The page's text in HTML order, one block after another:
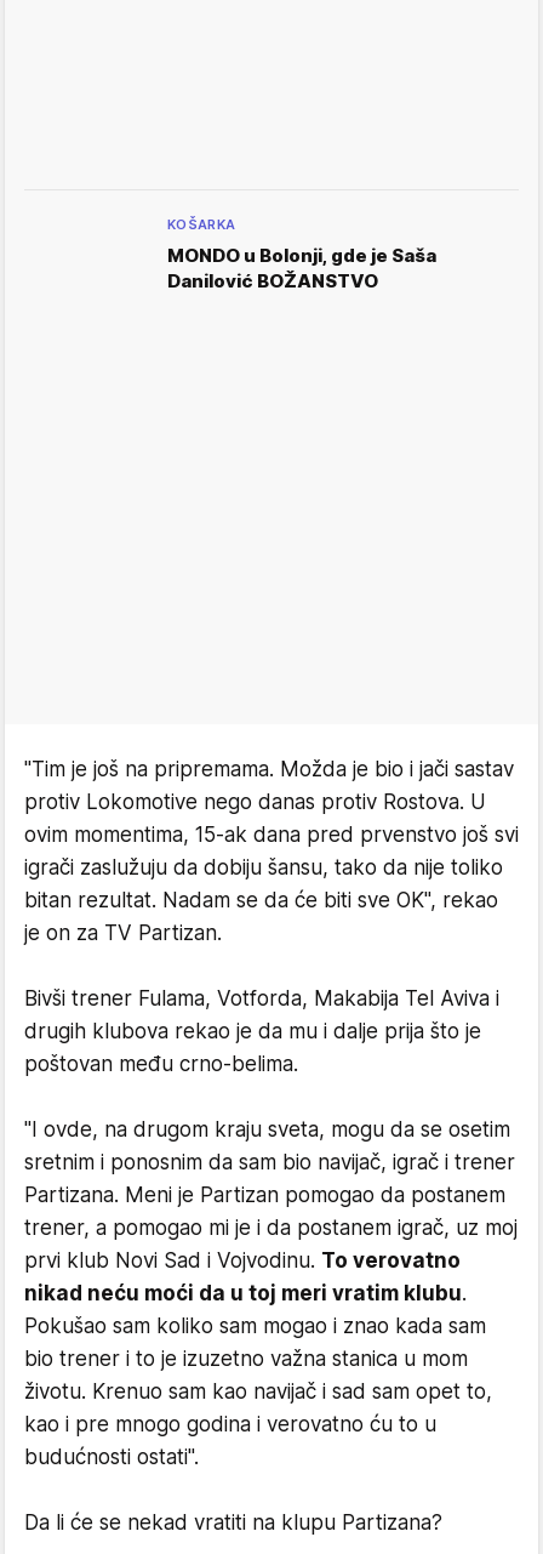
KOŠARKA
MONDO u Bolonji, gde je Saša
Danilović BOŽANSTVO
"Tim je još na pripremama. Možda je bio i jači sastav
protiv Lokomotive nego danas protiv Rostova. U
ovim momentima, 15-ak dana pred prvenstvo još svi
igrači zaslužuju da dobiju šansu, tako da nije toliko
bitan rezultat. Nadam se da će biti sve OK", rekao
je on za TV Partizan.
Bivši trener Fulama, Votforda, Makabija Tel Aviva i
drugih klubova rekao je da mu i dalje prija što je
poštovan među crno-belima.
"I ovde, na drugom kraju sveta, mogu da se osetim
sretnim i ponosnim da sam bio navijač, igrač i trener
Partizana. Meni je Partizan pomogao da postanem
trener, a pomogao mi je i da postanem igrač, uz moj
prvi klub Novi Sad i Vojvodinu. To verovatno
nikad neću moći da u toj meri vratim klubu.
Pokušao sam koliko sam mogao i znao kada sam
bio trener i to je izuzetno važna stanica u mom
životu. Krenuo sam kao navijač i sad sam opet to,
kao i pre mnogo godina i verovatno ću to u
budućnosti ostati".
Da li će se nekad vratiti na klupu Partizana?